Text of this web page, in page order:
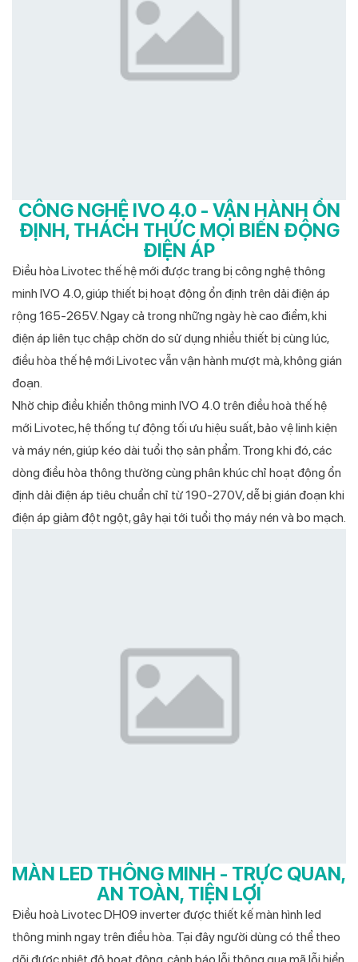
CÔNG NGHỆ IVO 4.0 - VẬN HÀNH ỔN
ĐỊNH, THÁCH THỨC MỌI BIẾN ĐỘNG
ĐIỆN ÁP
Điều hòa Livotec thế hệ mới được trang bị công nghệ thông
minh IVO 4.0, giúp thiết bị hoạt động ổn định trên dải điện áp
rộng 165-265V. Ngay cả trong những ngày hè cao điểm, khi
điện áp liên tục chập chờn do sử dụng nhiều thiết bị cùng lúc,
điều hòa thế hệ mới Livotec vẫn vận hành mượt mà, không gián
đoạn.
Nhờ chip điều khiển thông minh IVO 4.0 trên điều hoà thế hệ
mới Livotec, hệ thống tự động tối ưu hiệu suất, bảo vệ linh kiện
và máy nén, giúp kéo dài tuổi thọ sản phẩm. Trong khi đó, các
dòng điều hòa thông thường cùng phân khúc chỉ hoạt động ổn
định dải điện áp tiêu chuẩn chỉ từ 190-270V, dễ bị gián đoạn khi
điện áp giảm đột ngột, gây hại tới tuổi thọ máy nén và bo mạch.
MÀN LED THÔNG MINH - TRỰC QUAN,
AN TOÀN, TIỆN LỢI
Điều hoà Livotec DH09 inverter được thiết kế màn hình led
thông minh ngay trên điều hòa. Tại đây người dùng có thể theo